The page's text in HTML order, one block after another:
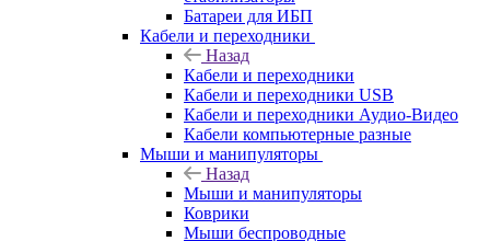
Батареи для ИБП
Кабели и переходники
Назад
Кабели и переходники
Кабели и переходники USB
Кабели и переходники Аудио-Видео
Кабели компьютерные разные
Мыши и манипуляторы
Назад
Мыши и манипуляторы
Коврики
Мыши беспроводные